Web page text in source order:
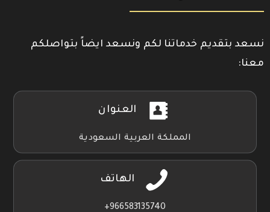
نسعد بتقديم خدماتنا لكم ونسعد ايضاً بتواصلكم
معنا:
العنوان
المملكة العربية السعودية
الهاتف
966583135740+